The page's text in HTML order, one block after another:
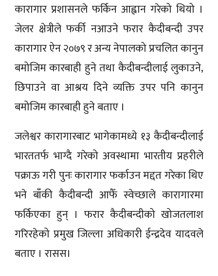
कारागार प्रशासनले फर्किन आह्वान गरेको थियो ।
जेलर क्षेत्रीले फर्की नआउने फरार कैदीबन्दी उपर
कारागार ऐन २०७९ र अन्य नेपालको प्रचलित कानुन
बमोजिम कारबाही हुने तथा कैदीबन्दीलाई लुकाउने,
छिपाउने वा आश्रय दिने व्यक्ति उपर पनि कानुन
बमोजिम कारबाही हुने बताए ।
जलेश्वर कारागारबाट भागेकामध्ये १३ कैदीबन्दीलाई
भारततर्फ भाग्दै गरेको अवस्थामा भारतीय प्रहरीले
पक्राऊ गरी पुनः कारागार फर्काउन मद्दत गरेका थिए
भने बाँकी कैदीबन्दी आफैँ स्वेच्छाले कारागारमा
फर्किएका हुन् । फरार कैदीबन्दीको खोजतलाश
गरिरहेको प्रमुख जिल्ला अधिकारी ईन्द्रदेव यादवले
बताए । रासस।